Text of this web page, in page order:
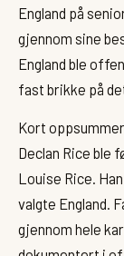
England på
gjennom sine
England ble
fast brikke på
Kort
Declan Rice ble
Louise Rice.
valgte England.
gjennom hele